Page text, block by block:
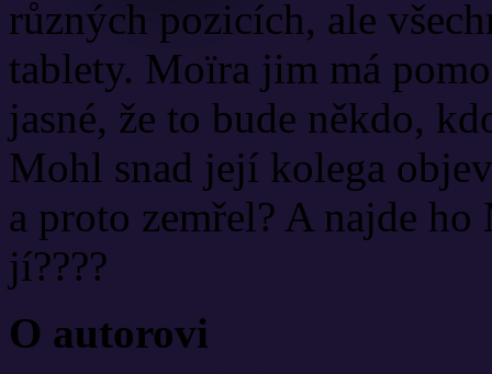
různých pozicích, ale
tablety. Moïra jim má
jasné, že to bude někdo,
Mohl snad její kolega
a proto zemřel? A najde
jí????
O autorovi